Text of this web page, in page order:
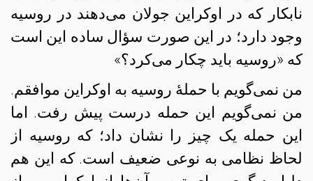
نابکار که در اوکراین جولان می‌دهند در روسیه
وجود دارد؛ در این صورت سؤال ساده‌ این است
که «روسیه باید چکار می‌کرد؟»
من نمی‌گویم با حملهٔ روسیه به اوکراین موافقم.
من نمی‌گویم این حمله درست پیش رفت. اما
این حمله یک چیز را نشان داد؛ که روسیه از
لحاظ نظامی به نوعی ضعیف است. که این هم